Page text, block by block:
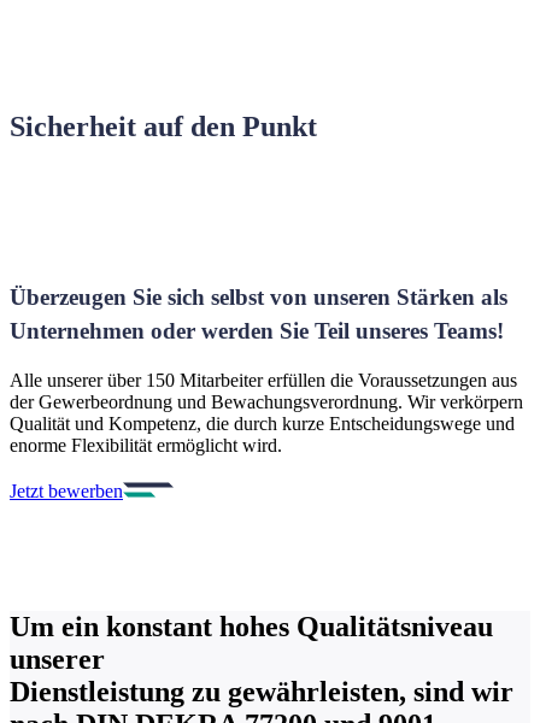
Sicherheit auf den Punkt
Überzeugen Sie sich selbst von unseren Stärken als
Unternehmen oder werden Sie Teil unseres Teams!
Alle unserer über 150 Mitarbeiter erfüllen die Voraussetzungen aus
der Gewerbeordnung und Bewachungsverordnung. Wir verkörpern
Qualität und Kompetenz, die durch kurze Entscheidungswege und
enorme Flexibilität ermöglicht wird.
Jetzt bewerben
Um ein konstant hohes Qualitätsniveau
unserer
Dienstleistung zu gewährleisten, sind wir